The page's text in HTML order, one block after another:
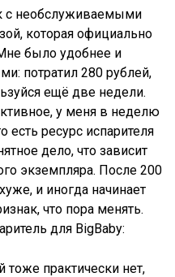
с необслуживаемыми
которая официально
было удобнее и
потратил 280 рублей,
ещё две недели.
у меня в неделю
есть ресурс испарителя
дело, что зависит
экземпляра. После 200
и иногда начинает
что пора менять.
для BigBaby:
тоже практически нет,